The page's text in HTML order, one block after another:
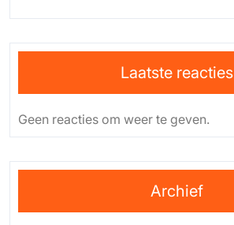
Laatste reacties
Geen reacties om weer te geven.
Archief